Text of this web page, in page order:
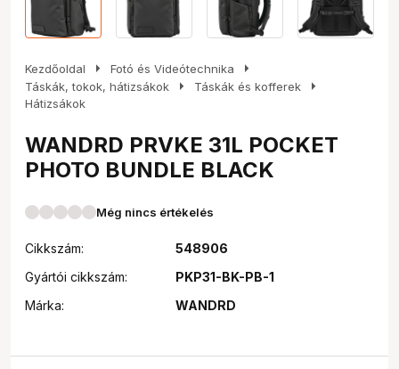
Kezdőoldal arrow_right Fotó és Videótechnika arrow_right
Táskák, tokok, hátizsákok arrow_right Táskák és kofferek arrow_right
Hátizsákok
WANDRD PRVKE 31L POCKET
PHOTO BUNDLE BLACK
Még nincs értékelés
Cikkszám:
548906
Gyártói cikkszám:
PKP31-BK-PB-1
Márka:
WANDRD